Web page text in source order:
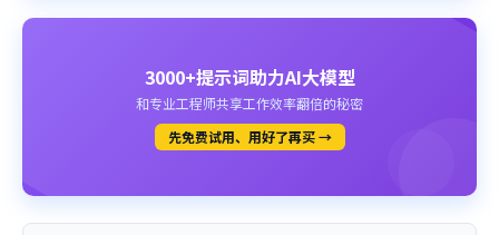
3000+提示词助力AI大模型
和专业工程师共享工作效率翻倍的秘密
先免费试用、用好了再买 →